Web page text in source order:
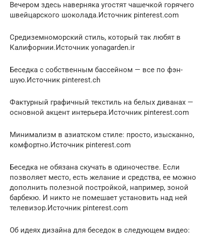
Вечером здесь наверняка угостят чашечкой горячего
швейцарского шоколада.Источник pinterest.com
Средиземноморский стиль, который так любят в
Калифорнии.Источник yonagarden.ir
Беседка с собственным бассейном — все по фэн-
шую.Источник pinterest.ch
Фактурный графичный текстиль на белых диванах —
основной акцент интерьера.Источник pinterest.com
Минимализм в азиатском стиле: просто, изысканно,
комфортно.Источник pinterest.com
Беседка не обязана скучать в одиночестве. Если
позволяет место, есть желание и средства, ее можно
дополнить полезной постройкой, например, зоной
барбекю. И никто не помешает установить над ней
телевизор.Источник pinterest.com
Об идеях дизайна для беседок в следующем видео: